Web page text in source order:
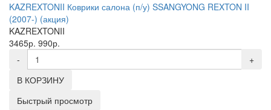
KAZREXTONII Коврики салона (п/у) SSANGYONG REXTON II
(2007-) (акция)
KAZREXTONII
3465р. 990р.
-
+
В КОРЗИНУ
Быстрый просмотр